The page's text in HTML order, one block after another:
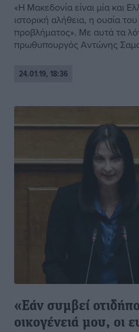
«Η Μακεδονία είναι μία και
ιστορική αλήθεια, η ουσία
προβλήματος». Με αυτά τα
πρωθυπουργός Αντώνης
24.01.19, 18:36
«Εάν συμβεί
οικογένειά μου, οι